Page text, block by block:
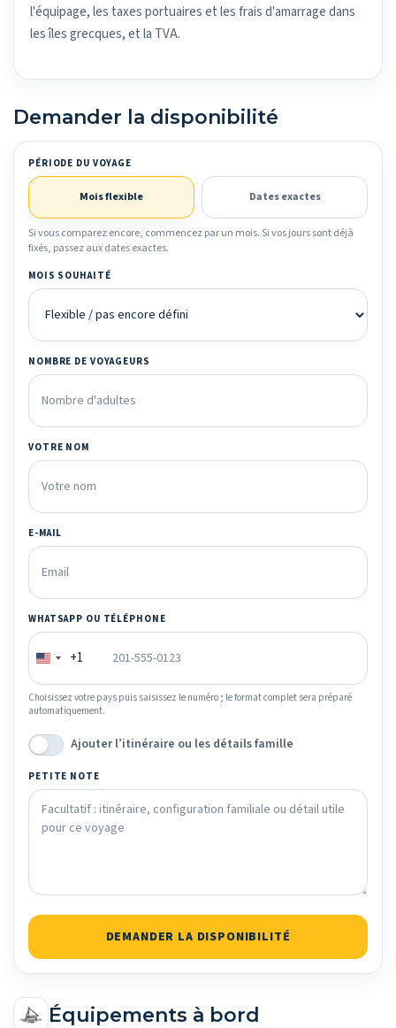
l'équipage, les taxes portuaires et les frais d'amarrage dans
les îles grecques, et la TVA.
Demander la disponibilité
PÉRIODE DU VOYAGE
Mois flexible Dates exactes
Si vous comparez encore, commencez par un mois. Si vos jours sont déjà
fixés, passez aux dates exactes.
MOIS SOUHAITÉ
NOMBRE DE VOYAGEURS
VOTRE NOM
E-MAIL
WHATSAPP OU TÉLÉPHONE
+1
Choisissez votre pays puis saisissez le numéro ; le format complet sera préparé
automatiquement.
Ajouter l’itinéraire ou les détails famille
PETITE NOTE
DEMANDER LA DISPONIBILITÉ
Équipements à bord